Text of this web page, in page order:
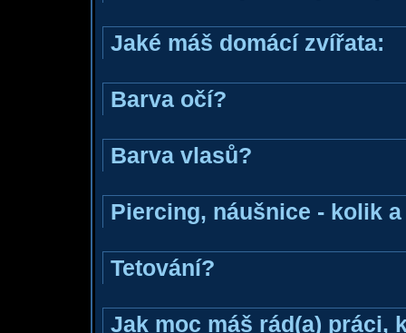
Jaké máš domácí zvířata:
Barva očí?
Barva vlasů?
Piercing, náušnice - kolik
Tetování?
Jak moc máš rád(a) práci,